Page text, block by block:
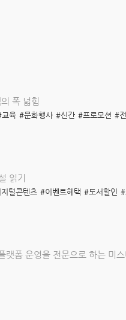
폭 넓힘
육 #문화행사 #신간 #프로모션 #
읽기
털콘텐츠 #이벤트혜택 #도서할인 #
폼 운영을 전문으로 하는 미